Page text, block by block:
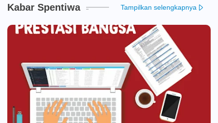
Kabar Spentiwa Tampilkan selengkapnya